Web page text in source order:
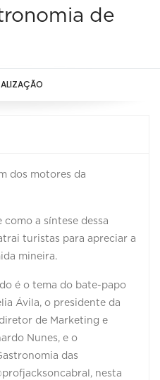
de
dos motores da
a síntese dessa
turistas para apreciar a
mineira.
é o tema do bate-papo
Ávila, o presidente da
de Marketing e
Nunes, e o
das
nesta